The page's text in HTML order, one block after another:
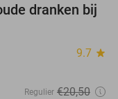
39%
dranken bij
9.7 star
Regulier €20,50